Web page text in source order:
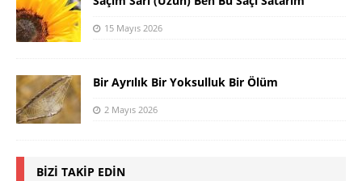
15 Mayıs 2026
Bir Ayrılık Bir Yoksulluk Bir Ölüm
2 Mayıs 2026
BIZI TAKIP EDIN